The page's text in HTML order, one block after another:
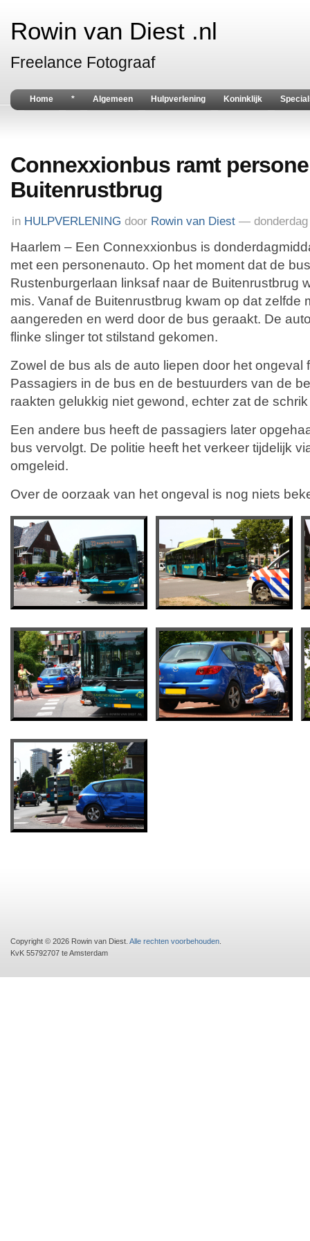
Rowin van Diest .nl
Freelance Fotograaf
Home * Algemeen Hulpverlening Koninklijk
Connexxionbus ramt
Buitenrustbrug
in HULPVERLENING door Rowin van Diest — donderdag
Haarlem – Een Connexxionbus is
met een personenauto. Op het moment dat de
Rustenburgerlaan linksaf naar de Buitenrustbrug
mis. Vanaf de Buitenrustbrug kwam op dat zelfde
aangereden en werd door de bus geraakt. De
flinke slinger tot stilstand gekomen.
Zowel de bus als de auto liepen door het ongeval
Passagiers in de bus en de bestuurders van de
raakten gelukkig niet gewond, echter zat de
Een andere bus heeft de passagiers later
bus vervolgt. De politie heeft het verkeer tijdelijk
omgeleid.
Over de oorzaak van het ongeval is nog niets
Copyright © 2026 Rowin van Diest. Alle rechten voorbehouden
KvK 55792707 te Amsterdam